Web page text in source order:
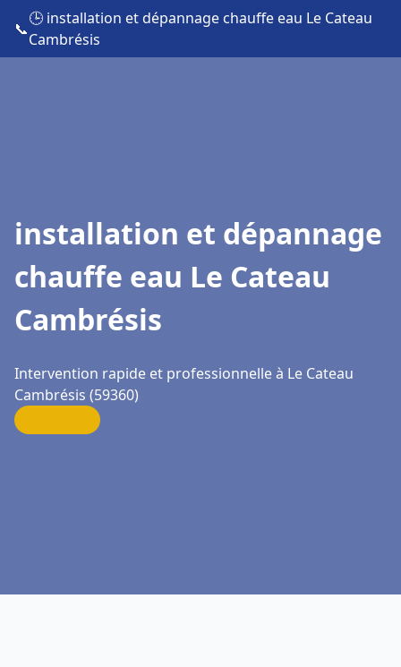
📞
🕒 installation et dépannage chauffe eau Le Cateau
Cambrésis
installation et dépannage
chauffe eau Le Cateau
Cambrésis
Intervention rapide et professionnelle à Le Cateau
Cambrésis (59360)